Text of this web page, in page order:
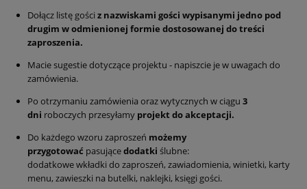
Dołącz listę gości z nazwiskami gości wypisanymi jedno pod
drugim w odmienionej formie dostosowanej do treści
zaproszenia.
Macie sugestie dotyczące projektu - napiszcie je w uwagach do
zamówienia.
Po otrzymaniu zamówienia oraz wytycznych w ciągu 3
dni roboczych przesyłamy projekt do akceptacji.
Do każdego wzoru zaproszeń możemy
przygotować pasującedodatki ślubne:
dodatkowe wkładki do zaproszeń, zawiadomienia, winietki, karty
menu, zawieszki na butelki, naklejki, księgi gości.